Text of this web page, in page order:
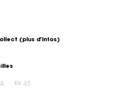
(plus d'infos)
EU 45